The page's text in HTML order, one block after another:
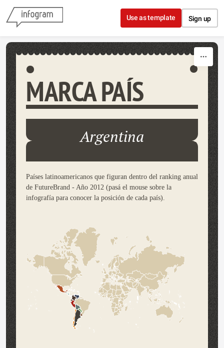
Skip to content
Use as template Sign up
MARCA PAÍS
Argentina
Países latinoamericanos que figuran dentro del ranking anual
de FutureBrand - Año 2012 (pasá el mouse sobre la
infografía para conocer la posición de cada país).